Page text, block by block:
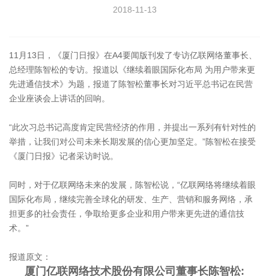
2018-11-13
11月13日，《厦门日报》在A4要闻版刊发了专访亿联网络董事长、
总经理陈智松的专访。报道以《继续着眼国际化布局 为用户带来更
先进通信技术》为题，报道了陈智松董事长对习近平总书记在民营
企业座谈会上讲话的回响。
“此次习总书记高度肯定民营经济的作用，并提出一系列有针对性的
举措，让我们对公司未来长期发展的信心更加坚定。”陈智松在接受
《厦门日报》记者采访时说。
同时，对于亿联网络未来的发展，陈智松说，“亿联网络将继续着眼
国际化布局，继续完善全球化的研发、生产、营销和服务网络，承
担更多的社会责任，争取给更多企业和用户带来更先进的通信技
术。”
报道原文：
厦门亿联网络技术股份有限公司董事长陈智松: